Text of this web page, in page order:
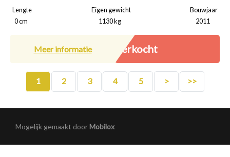
Lengte
0 cm
Eigen gewicht
1130 kg
Bouwjaar
2011
Meer informatie Verkocht
1 2 3 4 5 > >>
Mogelijk gemaakt doorMobilox